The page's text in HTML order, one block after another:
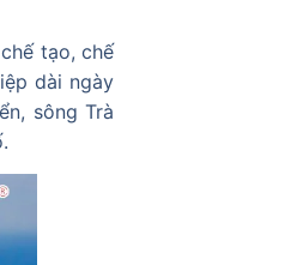
tạo, chế
dài ngày
sông Trà